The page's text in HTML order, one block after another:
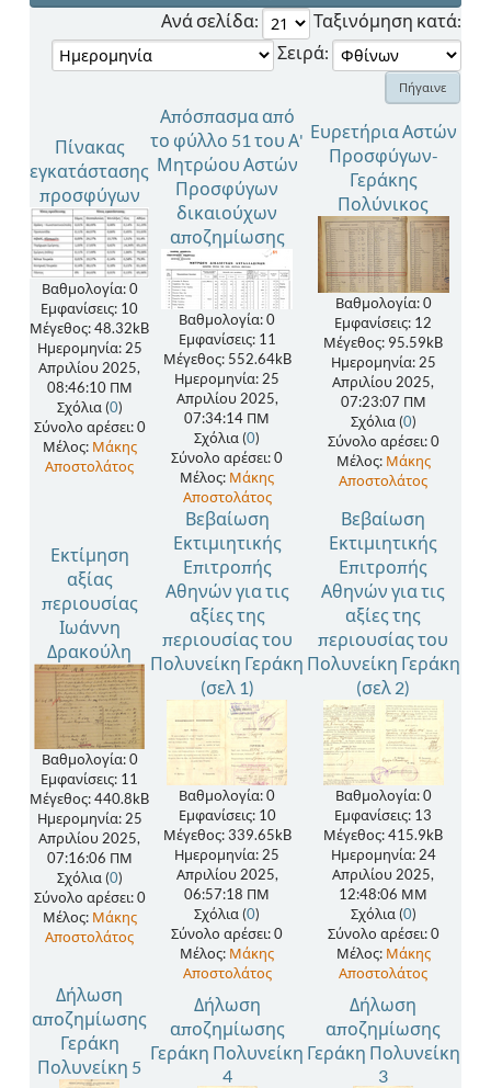
Ανά σελίδα:
Ταξινόμηση κατά:
Σειρά:
Πίνακας
εγκατάστασης
προσφύγων
Βαθμολογία: 0
Εμφανίσεις: 10
Μέγεθος: 48.32kB
Ημερομηνία: 25
Απριλίου 2025,
08:46:10 ΠΜ
Σχόλια (0)
Σύνολο αρέσει: 0
Μέλος: Μάκης
Αποστολάτος
Απόσπασμα από
το φύλλο 51 του Α'
Μητρώου Αστών
Προσφύγων
δικαιούχων
αποζημίωσης
Βαθμολογία: 0
Εμφανίσεις: 11
Μέγεθος: 552.64kB
Ημερομηνία: 25
Απριλίου 2025,
07:34:14 ΠΜ
Σχόλια (0)
Σύνολο αρέσει: 0
Μέλος: Μάκης
Αποστολάτος
Ευρετήρια Αστών
Προσφύγων-
Γεράκης
Πολύνικος
Βαθμολογία: 0
Εμφανίσεις: 12
Μέγεθος: 95.59kB
Ημερομηνία: 25
Απριλίου 2025,
07:23:07 ΠΜ
Σχόλια (0)
Σύνολο αρέσει: 0
Μέλος: Μάκης
Αποστολάτος
Εκτίμηση
αξίας
περιουσίας
Ιωάννη
Δρακούλη
Βαθμολογία: 0
Εμφανίσεις: 11
Μέγεθος: 440.8kB
Ημερομηνία: 25
Απριλίου 2025,
07:16:06 ΠΜ
Σχόλια (0)
Σύνολο αρέσει: 0
Μέλος: Μάκης
Αποστολάτος
Βεβαίωση
Εκτιμιητικής
Επιτροπής
Αθηνών για τις
αξίες της
περιουσίας του
Πολυνείκη Γεράκη
(σελ 1)
Βαθμολογία: 0
Εμφανίσεις: 10
Μέγεθος: 339.65kB
Ημερομηνία: 25
Απριλίου 2025,
06:57:18 ΠΜ
Σχόλια (0)
Σύνολο αρέσει: 0
Μέλος: Μάκης
Αποστολάτος
Βεβαίωση
Εκτιμιητικής
Επιτροπής
Αθηνών για τις
αξίες της
περιουσίας του
Πολυνείκη Γεράκη
(σελ 2)
Βαθμολογία: 0
Εμφανίσεις: 13
Μέγεθος: 415.9kB
Ημερομηνία: 24
Απριλίου 2025,
12:48:06 ΜΜ
Σχόλια (0)
Σύνολο αρέσει: 0
Μέλος: Μάκης
Αποστολάτος
Δήλωση
αποζημίωσης
Γεράκη
Πολυνείκη 5
Δήλωση
αποζημίωσης
Γεράκη Πολυνείκη
4
Δήλωση
αποζημίωσης
Γεράκη Πολυνείκη
3